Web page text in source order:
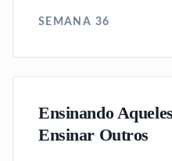
SEMANA 36
Ensinando
Ensinar Outros